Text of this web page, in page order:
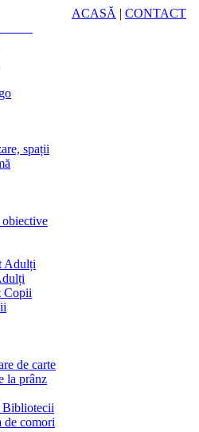
ACASĂ | CONTACT
spații
Adulți
Copii
de carte
la prânz
de comori